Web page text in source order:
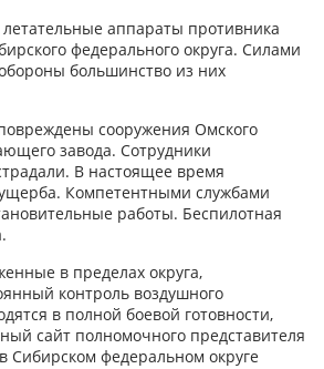
аппараты противника
федерального округа. Силами
большинство из них
сооружения Омского
завода. Сотрудники
В настоящее время
Компетентными службами
работы. Беспилотная
в пределах округа,
контроль воздушного
в полной боевой готовности,
сайт полномочного представителя
Сибирском федеральном округе